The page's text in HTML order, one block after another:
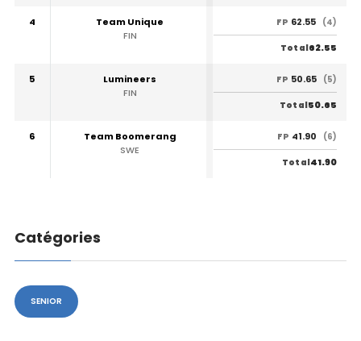
4
Team Unique
FIN
FP 62.55 (4)
Total62.55
5
Lumineers
FIN
FP 50.65 (5)
Total50.65
6
Team Boomerang
SWE
FP 41.90 (6)
Total41.90
Catégories
SENIOR